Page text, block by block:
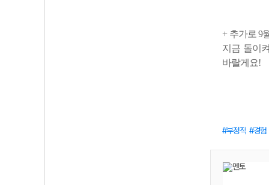
+ 추가로 9
지금 돌이
바랄게요!
부정적 경험